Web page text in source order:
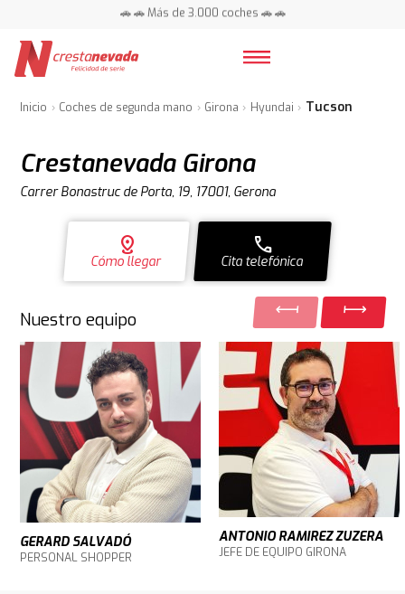
📍 Centros en toda España ⭐
📍 Centros en toda España ⭐
Inicio Coches de segunda mano Girona Hyundai Tucson
Crestanevada Girona
Carrer Bonastruc de Porta, 19, 17001, Gerona
distance
Cómo llegar
call
Cita telefónica
Nuestro equipo
GERARD SALVADÓ
PERSONAL SHOPPER
ANTONIO RAMIREZ ZUZERA
JEFE DE EQUIPO GIRONA